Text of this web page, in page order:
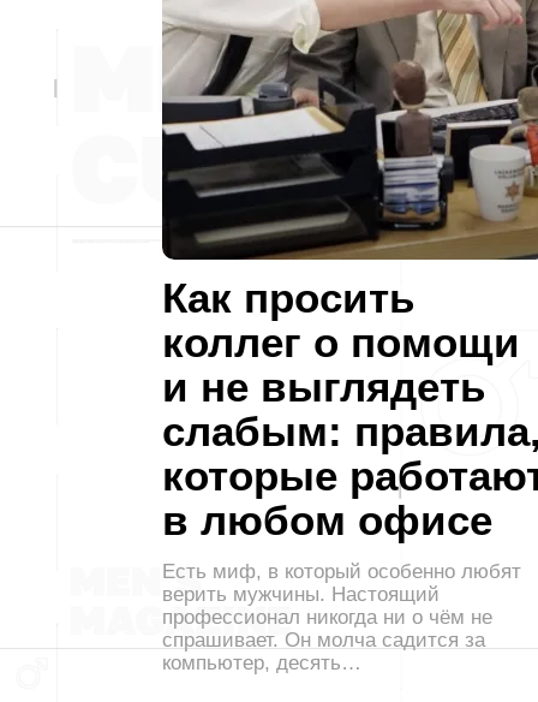
Как просить
коллег о помощи
и не выглядеть
слабым:
которые
в любом офисе
Есть миф, в который особенно любят
верить мужчины. Настоящий
профессионал никогда ни о чём не
спрашивает. Он молча садится за
компьютер, десять…